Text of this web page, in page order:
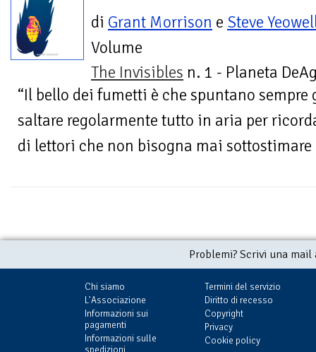
di Grant Morrison e Steve
Volume
The Invisibles n. 1 - Planeta
“Il bello dei fumetti è che spuntano
saltare regolarmente tutto in aria per
di lettori che non bisogna mai sottostimare
Problemi? Scrivi una
Chi siamo
L'Associazione
Informazioni sui
pagamenti
Informazioni sulle
Termini del servizio
Diritto di recesso
Copyright
Privacy
Cookie policy